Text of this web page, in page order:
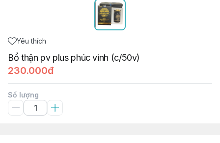
Yêu thích
Bổ thận pv plus phúc vinh (c/50v)
230.000đ
Số lượng